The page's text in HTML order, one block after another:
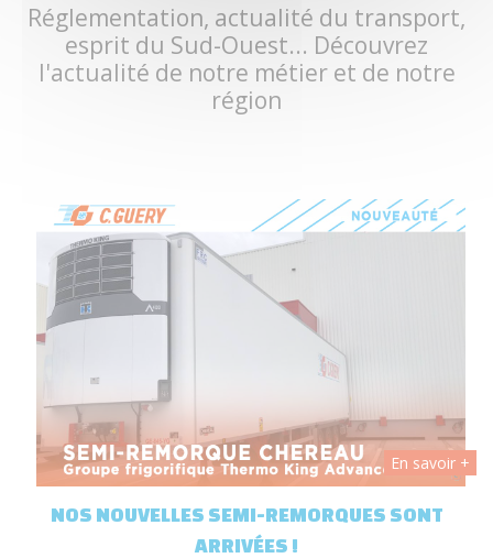
Réglementation, actualité du transport,
esprit du Sud-Ouest... Découvrez
l'actualité de notre métier et de notre
région
En savoir +
NOS NOUVELLES SEMI-REMORQUES SONT
ARRIVÉES !